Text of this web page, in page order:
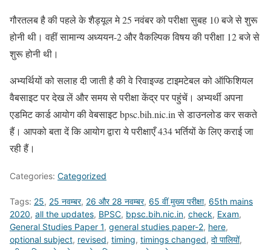
गौरतलब है की पहले के शैड्यूल मे 25 नवंबर को परीक्षा सुबह 10 बजे से शुरू
होनी थी। वहीं सामान्य अध्ययन-2 और वैकल्पिक विषय की परीक्षा 12 बजे से
शुरू होनी थी।
अभ्यर्थियों को सलाह दी जाती है की वे रिवाइज्ड टाइमटेबल को ऑफिशियल
वैबसाइट पर देख लें और समय से परीक्षा केंद्र पर पहुंचें। अभ्यर्थी अपना
एडमिट कार्ड आयोग की वेबसाइट bpsc.bih.nic.in से डाउनलोड कर सकते
हैं। आपको बता दें कि आयोग द्वारा ये परीक्षाएँ 434 भर्तियों के लिए कराई जा
रही हैं।
Categories: Categorized
Tags: 25, 25 नवम्बर, 26 और 28 नवम्बर, 65 वीं मुख्य परीक्षा, 65th mains
2020, all the updates, BPSC, bpsc.bih.nic.in, check, Exam,
General Studies Paper 1, general studies paper-2, here,
optional subject, revised, timing, timings changed, दो पालियों,